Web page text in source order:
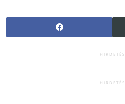
elektromos
szezonjának a
Széchenyi István
HIRDETÉS
HIRDETÉS